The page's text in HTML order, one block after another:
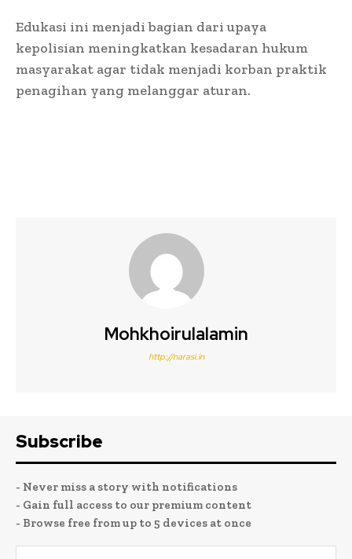
Edukasi ini menjadi bagian dari upaya
kepolisian meningkatkan kesadaran hukum
masyarakat agar tidak menjadi korban praktik
penagihan yang melanggar aturan.
Mohkhoirulalamin
http://narasi.in
Subscribe
- Never miss a story with notifications
- Gain full access to our premium content
- Browse free from up to 5 devices at once